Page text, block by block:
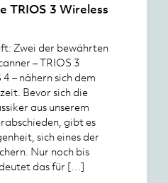
TRIOS 3 Wireless
Zwei der bewährten
– TRIOS 3
– nähern sich dem
Bevor sich die
aus unserem
gibt es
sich eines der
Nur noch bis
das für […]